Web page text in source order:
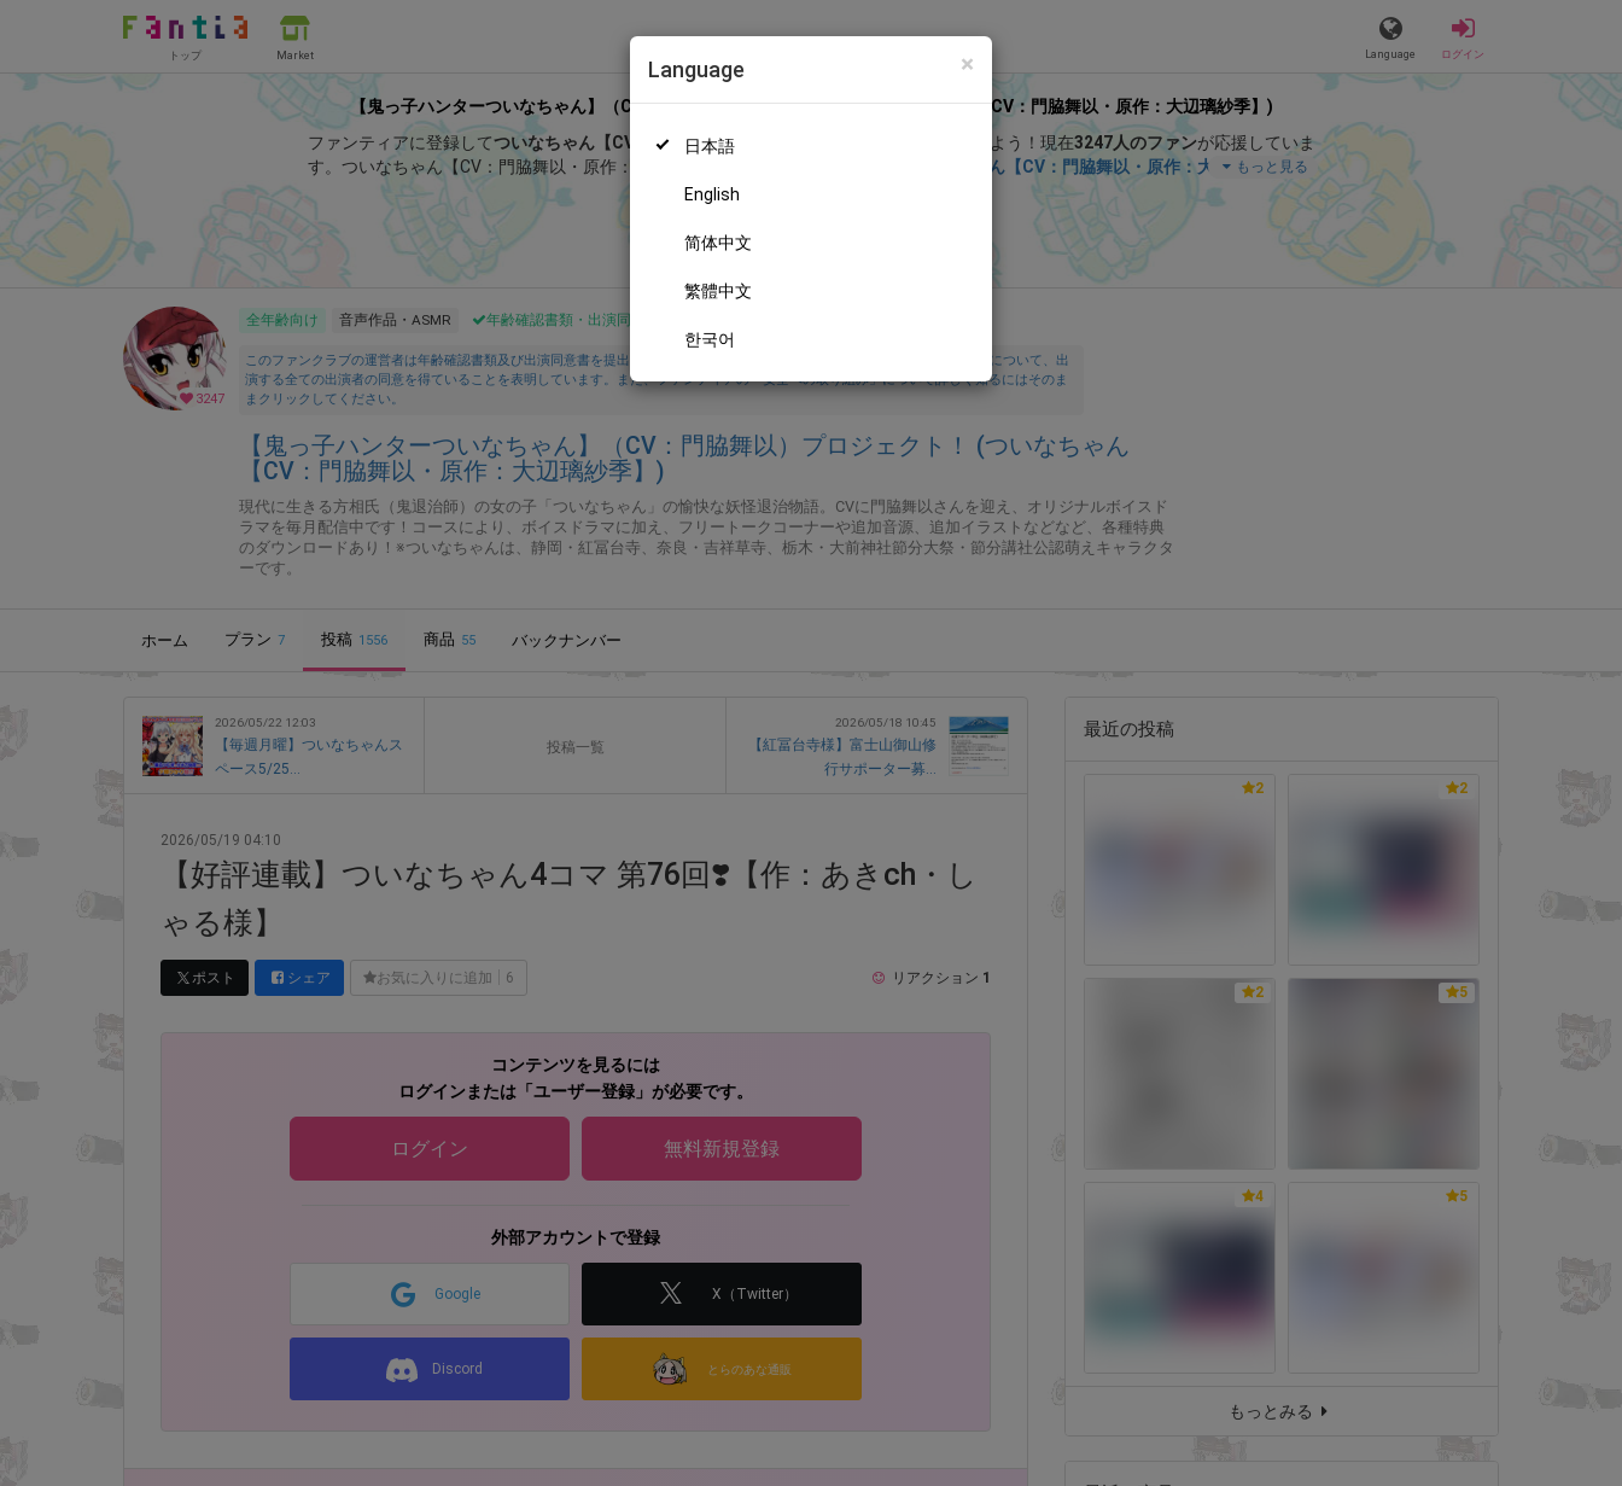
トップ Market Language ログイン
×
Language
日本語
English
简体中文
繁體中文
한국어
【鬼っ子ハンターついなちゃん】（CV：門脇舞以）プロジェクト！ (ついなちゃん【CV：門脇舞以・原作：大辺璃紗季】)
ファンティアに登録してついなちゃん【CV：門脇舞以・原作：大辺璃紗季】さん を応援しよう！ 現在3247人のファンが応援していま
す。 ついなちゃん【CV：門脇舞以・原作：大辺璃紗季】さんのファンクラブ「 ついなちゃん【CV：門脇舞以・原作：大辺璃紗季】」
【8/23】如月追儺祭トークライブ予約お申込み開始❣️【SPゲスト：とろ美様🌟】
」などの特別なコンテンツをお楽しみいただ
もっと見る
3247
全年齢向け 音声作品・ASMR 年齢確認書類・出演同意書類提出済
このファンクラブの運営者は年齢確認書類及び出演同意書を提出し、投稿者及び出演者が18歳以上であること、撮影及び投稿について、出
演する全ての出演者の同意を得ていることを表明しています。また、ファンティアの「安全への取り組み」について詳しく知るにはそのま
まクリックしてください。
【鬼っ子ハンターついなちゃん】（CV：門脇舞以）プロジェクト！ (ついなちゃん
【CV：門脇舞以・原作：大辺璃紗季】)
現代に生きる方相氏（鬼退治師）の女の子「ついなちゃん」の愉快な妖怪退治物語。CVに門脇舞以さんを迎え、オリジナルボイスド
ラマを毎月配信中です！コースにより、ボイスドラマに加え、フリートークコーナーや追加音源、追加イラストなどなど、各種特典
のダウンロードあり！※ついなちゃんは、静岡・紅冨台寺、奈良・吉祥草寺、栃木・大前神社節分大祭・節分講社公認萌えキャラクタ
ーです。
ホーム プラン 7 投稿 1556 商品 55 バックナンバー
2026/05/22 12:03
【毎週月曜】ついなちゃんス
ペース5/25...
投稿一覧
2026/05/18 10:45
【紅冨台寺様】富士山御山修
行サポーター募...
2026/05/19 04:10
【好評連載】ついなちゃん4コマ 第76回❣️【作：あきch・し
ゃる様】
ポスト シェア お気に入りに追加 6 リアクション 1
コンテンツを見るには
ログインまたは「ユーザー登録」が必要です。
ログイン 無料新規登録
外部アカウントで登録
Google X（Twitter）
Discord とらのあな通販
最近の投稿
2 2
2 5
4 5
もっとみる